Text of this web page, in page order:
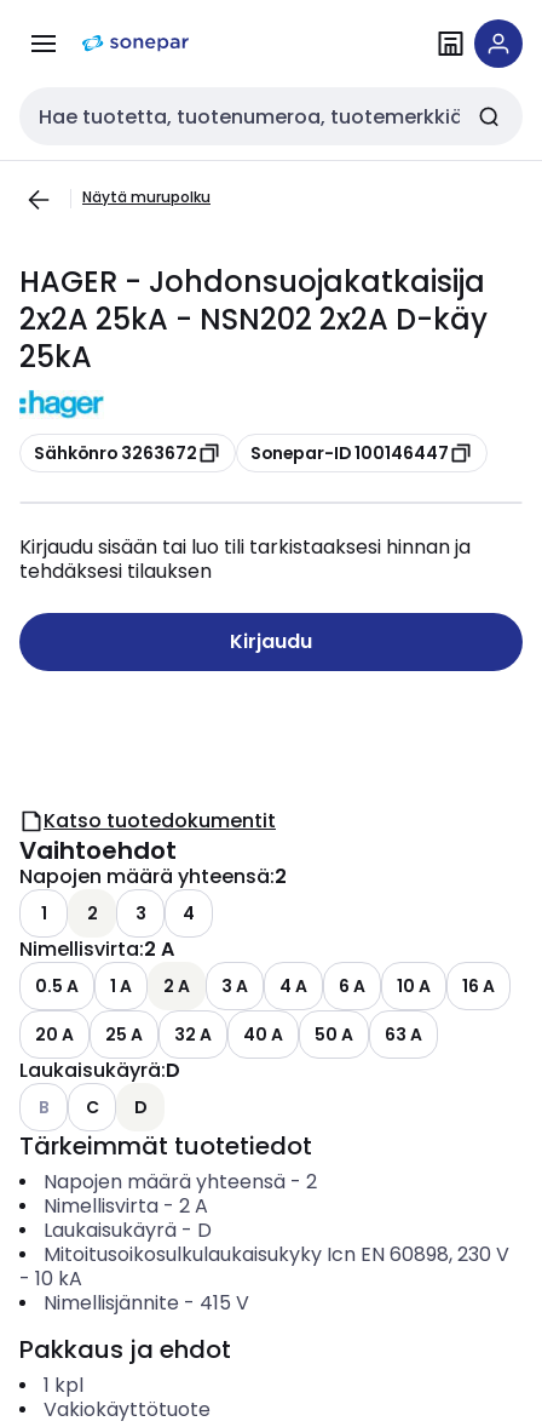
navigointiinsisältöön
Haku
Näytä murupolku
HAGER - Johdonsuojakatkaisija
2x2A 25kA - NSN202 2x2A D-käy
25kA
Kopioi
Sähkönro 3263672 Kopioi
Sonepar-ID 100146447
Kirjaudu sisään tai luo tili tarkistaaksesi hinnan ja
tehdäksesi tilauksen
Kirjaudu
Katso tuotedokumentit
Vaihtoehdot
Napojen määrä yhteensä:2
1 2 3 4
Nimellisvirta:2 A
0.5 A 1 A 2 A 3 A 4 A 6 A 10 A
16 A
20 A
25 A 32 A 40 A 50 A 63 A
Laukaisukäyrä:D
Katso käytettävissä olevat vaihtoehdot
B C D
Tärkeimmät tuotetiedot
Napojen määrä yhteensä- 2
Nimellisvirta- 2A
Laukaisukäyrä- D
Mitoitusoikosulkulaukaisukyky Icn EN 60898, 230 V
- 10 kA
Nimellisjännite - 415 V
Pakkaus ja ehdot
1 kpl
Vakiokäyttötuote